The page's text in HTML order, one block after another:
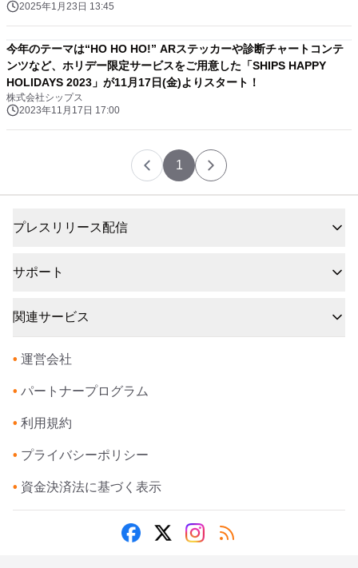
2025年1月23日 13:45
今年のテーマは“HO HO HO!” ARステッカーや診断チャートコンテ
ンツなど、ホリデー限定サービスをご用意した「SHIPS HAPPY
HOLIDAYS 2023」が11月17日(金)よりスタート！
株式会社シップス
2023年11月17日 17:00
1
プレスリリース配信
サポート
関連サービス
• 運営会社
• パートナープログラム
• 利用規約
• プライバシーポリシー
• 資金決済法に基づく表示